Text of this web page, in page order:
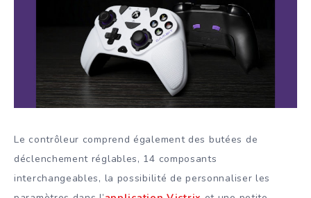
Le contrôleur comprend également des butées de
déclenchement réglables, 14 composants
interchangeables, la possibilité de personnaliser les